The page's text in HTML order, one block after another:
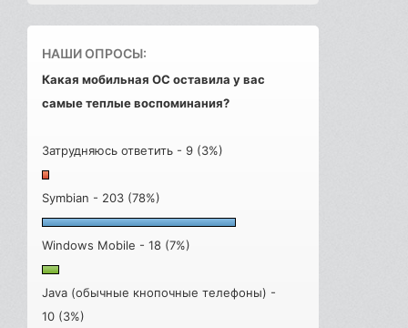
НАШИ ОПРОСЫ:
Какая мобильная ОС оставила у вас
самые теплые воспоминания?
Затрудняюсь ответить - 9 (3%)
Symbian - 203 (78%)
Windows Mobile - 18 (7%)
Java (обычные кнопочные телефоны) -
10 (3%)